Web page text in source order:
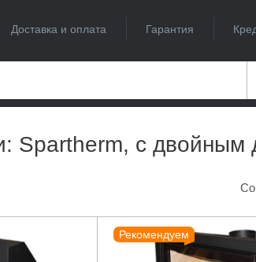
Доставка и оплата Гарантия
Spartherm, с двойным
Рекомендуем